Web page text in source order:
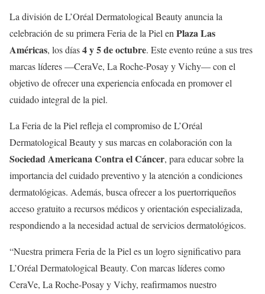
La división de L’Oréal Dermatological Beauty anuncia la
celebración de su primera Feria de la Piel enPlaza Las
Américas, los días4 y 5 de octubre. Este evento reúne a sus tres
marcas líderes —CeraVe, La Roche-Posay y Vichy— con el
objetivo de ofrecer una experiencia enfocada en promover el
cuidado integral de la piel.
La Feria de la Piel refleja el compromiso de L’Oréal
Dermatological Beauty y sus marcas en colaboración con la
Sociedad Americana Contra el Cáncer, para educar sobre la
importancia del cuidado preventivo y la atención a condiciones
dermatológicas. Además, busca ofrecer a los puertorriqueños
acceso gratuito a recursos médicos y orientación especializada,
respondiendo a la necesidad actual de servicios dermatológicos.
“Nuestra primera Feria de la Piel es un logro significativo para
L’Oréal Dermatological Beauty. Con marcas líderes como
CeraVe, La Roche-Posay y Vichy, reafirmamos nuestro